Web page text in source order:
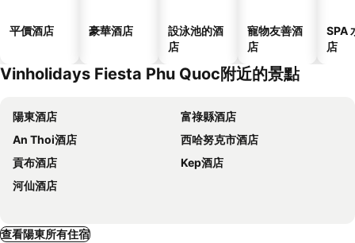
平價酒店 豪華酒店
設泳池的酒
店
寵物友善酒
店
SPA
店
Vinholidays Fiesta Phu Quoc附近的景點
陽東酒店
富祿縣酒店
An Thoi酒店
西哈努克市酒店
貢布酒店
Kep酒店
河仙酒店
查看陽東所有住宿